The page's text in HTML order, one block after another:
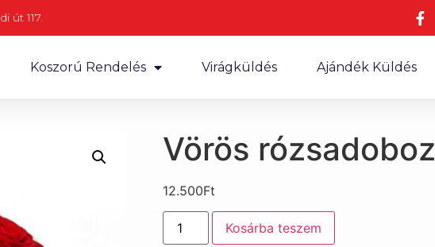
út 117.
Koszorú Rendelés Virágküldés Ajándék Küldés
Vörös rózsadoboz
12.500Ft
Kosárba teszem